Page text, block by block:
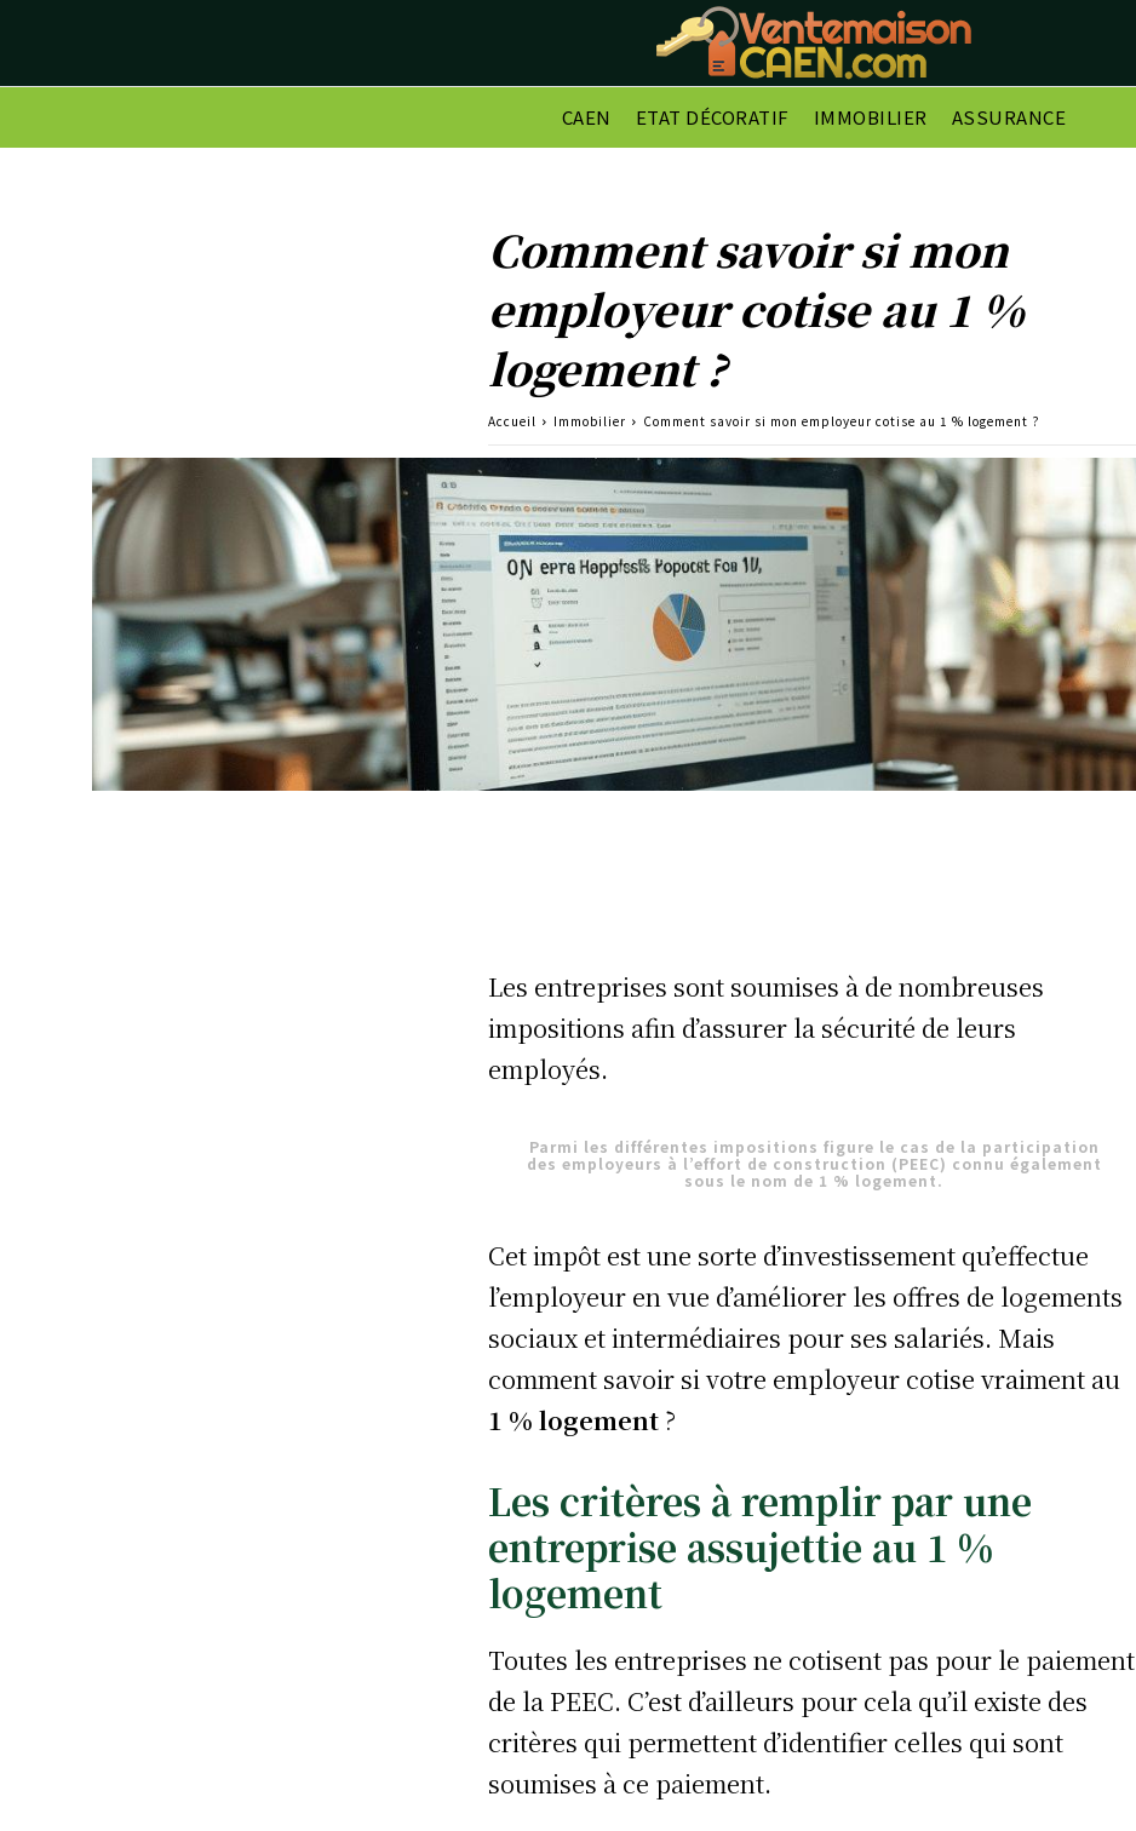
CAEN ETAT DÉCORATIF IMMOBILIER ASSURANCE
Comment savoir si mon
employeur cotise au 1 %
logement ?
Accueil Immobilier Comment savoir si mon employeur cotise au 1 % logement ?
Les entreprises sont soumises à de nombreuses
impositions afin d’assurer la sécurité de leurs
employés.
Parmi les différentes impositions figure le cas de la participation
des employeurs à l’effort de construction (PEEC) connu également
sous le nom de 1 % logement.
Cet impôt est une sorte d’investissement qu’effectue
l’employeur en vue d’améliorer les offres de logements
sociaux et intermédiaires pour ses salariés. Mais
comment savoir si votre employeur cotise vraiment au
1 % logement ?
Les critères à remplir par une
entreprise assujettie au 1 %
logement
Toutes les entreprises ne cotisent pas pour le paiement
de la PEEC. C’est d’ailleurs pour cela qu’il existe des
critères qui permettent d’identifier celles qui sont
soumises à ce paiement.